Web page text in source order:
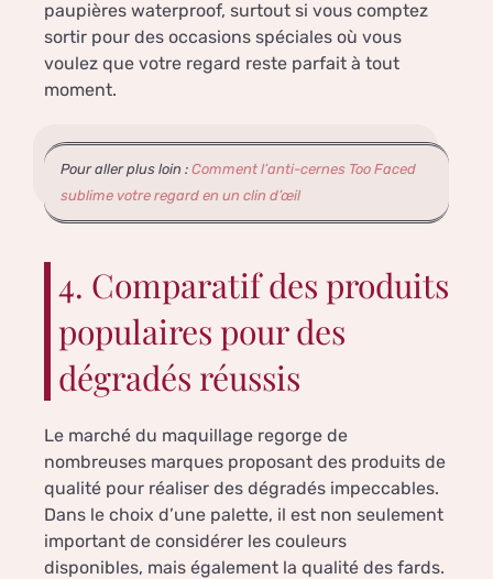
paupières waterproof, surtout si vous comptez
sortir pour des occasions spéciales où vous
voulez que votre regard reste parfait à tout
moment.
Pour aller plus loin : Comment l’anti-cernes Too Faced
sublime votre regard en un clin d’œil
4. Comparatif des produits
populaires pour des
dégradés réussis
Le marché du maquillage regorge de
nombreuses marques proposant des produits de
qualité pour réaliser des dégradés impeccables.
Dans le choix d’une palette, il est non seulement
important de considérer les couleurs
disponibles, mais également la qualité des fards.